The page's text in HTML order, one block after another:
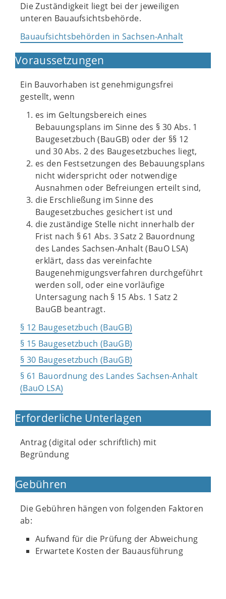
Die Zuständigkeit liegt bei der jeweiligen
unteren Bauaufsichtsbehörde.
Bauaufsichtsbehörden in Sachsen-Anhalt
Voraussetzungen
Ein Bauvorhaben ist genehmigungsfrei
gestellt, wenn
es im Geltungsbereich eines
Bebauungsplans im Sinne des § 30 Abs. 1
Baugesetzbuch (BauGB) oder der §§ 12
und 30 Abs. 2 des Baugesetzbuches liegt,
es den Festsetzungen des Bebauungsplans
nicht widerspricht oder notwendige
Ausnahmen oder Befreiungen erteilt sind,
die Erschließung im Sinne des
Baugesetzbuches gesichert ist und
die zuständige Stelle nicht innerhalb der
Frist nach § 61 Abs. 3 Satz 2 Bauordnung
des Landes Sachsen-Anhalt (BauO LSA)
erklärt, dass das vereinfachte
Baugenehmigungsverfahren durchgeführt
werden soll, oder eine vorläufige
Untersagung nach § 15 Abs. 1 Satz 2
BauGB beantragt.
§ 12 Baugesetzbuch (BauGB)
§ 15 Baugesetzbuch (BauGB)
§ 30 Baugesetzbuch (BauGB)
§ 61 Bauordnung des Landes Sachsen-Anhalt
(BauO LSA)
Erforderliche Unterlagen
Antrag (digital oder schriftlich) mit
Begründung
Gebühren
Die Gebühren hängen von folgenden Faktoren
ab:
Aufwand für die Prüfung der Abweichung
Erwartete Kosten der Bauausführung